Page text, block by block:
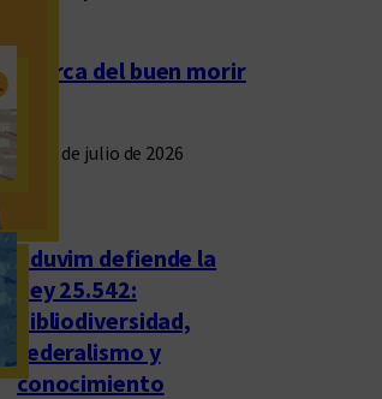
Acerca del buen morir
23 de julio de 2026
Eduvim defiende la
Ley 25.542:
bibliodiversidad,
federalismo y
conocimiento